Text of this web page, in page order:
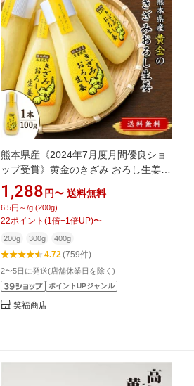
熊本県産《2024年7月度月間優良ショ
ップ受賞》黄金のきざみ おろし生姜 1
本 100g入り お買得 セット 熊本県産
《 送料無料 》【 おろししょうが しょ
うが チューブ 生姜 ショウガ 生しょう
がおろし 生姜 チューブ 冷え性対策 薬
味 調味料 料理 国産 熊本県産 送料無料
】
1,288 円〜 送料無料
6.5円～/g (200g)
22ポイント (1倍+1倍UP)〜
200g 300g 400g
4.72(759件)
2〜5日に発送(店舗休業日を除く)
ポイントUPジャンル
笑福商店